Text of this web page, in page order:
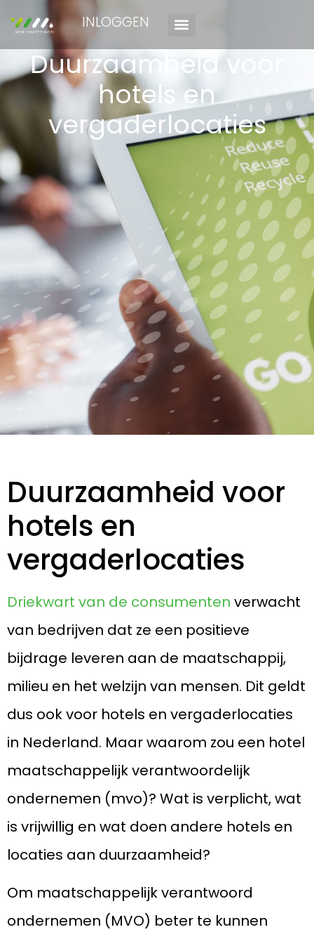
INLOGGEN
Duurzaamheid voor
hotels en
vergaderlocaties
Duurzaamheid voor
hotels en
vergaderlocaties
Driekwart van de consumenten verwacht
van bedrijven dat ze een positieve
bijdrage leveren aan de maatschappij,
milieu en het welzijn van mensen. Dit geldt
dus ook voor hotels en vergaderlocaties
in Nederland. Maar waarom zou een hotel
maatschappelijk verantwoordelijk
ondernemen (mvo)? Wat is verplicht, wat
is vrijwillig en wat doen andere hotels en
locaties aan duurzaamheid?
Om maatschappelijk verantwoord
ondernemen (MVO) beter te kunnen